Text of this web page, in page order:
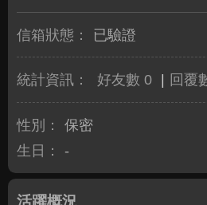
信箱狀態： 已驗證
統計資訊： 好友數 0 回覆
性別：
保密
生日：
-